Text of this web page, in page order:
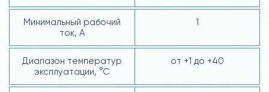
Минимальный рабочий
ток, А
1
Диапазон температур
эксплуатации, °С
от +1 до +40